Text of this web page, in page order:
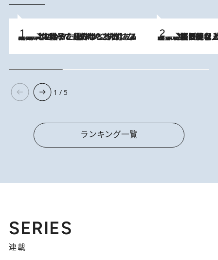
2026.8.5
【阿川佐和子さんの年とる力】なぜ70代で始めた趣味は“こんなに楽しい”のか？ ピアノ、俳句…スランプに陥っても続けられる“ある秘訣”とは 2026.8.5
【なぜ吉沢亮は「気配を消せる」のか？】興行収入208億の『国宝』を経て挑むミュージカル『ディア・エヴァン・ハンセン』。トップ俳優が舞台上でさらけ出した“孤独”とは
1 / 5
ランキング一覧
SERIES
連載